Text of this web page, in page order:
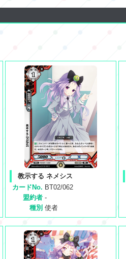
教示する ネメシス
カードNo. BT02/062
盟約者 -
種別 使者